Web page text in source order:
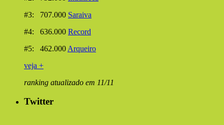
#3: 707.000 Saraiva
#4: 636.000 Record
#5: 462.000 Arqueiro
veja +
ranking atualizado em 11/11
Twitter